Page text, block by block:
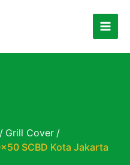
/ Grill Cover /
SCBD Kota Jakarta